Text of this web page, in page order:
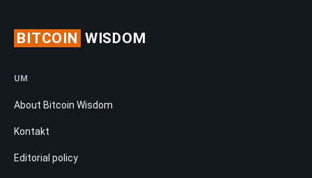
BITCOIN WISDOM
UM
About Bitcoin Wisdom
Kontakt
Editorial policy